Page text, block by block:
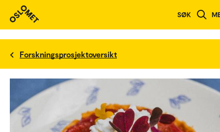
SØK
Forskningsprosjektoversikt